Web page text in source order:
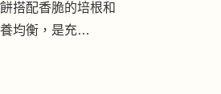
搭配香脆的培根和
均衡，是充…